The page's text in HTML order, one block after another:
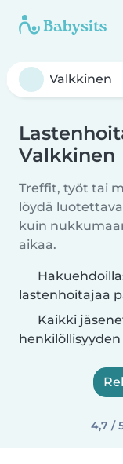
Valkkinen
Treffit, työt tai
löydä
kuin
aikaa.
lastenhoitajaa
Kaikki
4,7 /